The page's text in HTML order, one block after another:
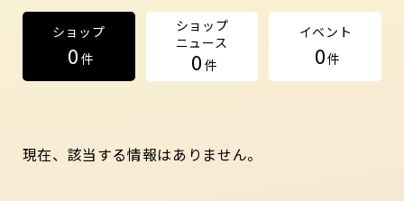
ショップ
0 件
ショップ
ニュース
0 件
イベント
0件
現在、該当する情報はありません。